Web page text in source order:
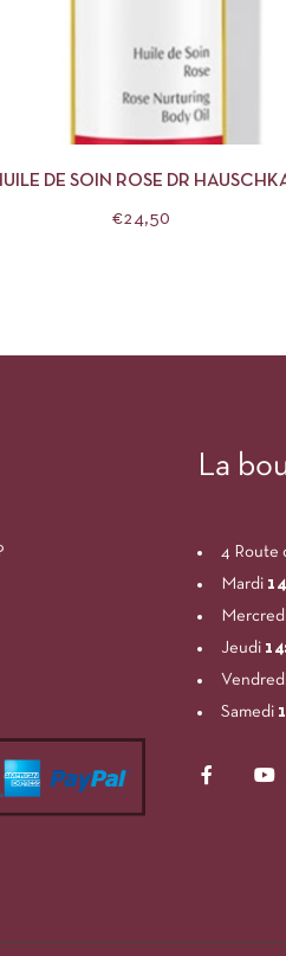
AJOUTER AU
DE SOIN ROSE DR
€24,50
La
4 Route
Mardi
Jeudi
Samedi